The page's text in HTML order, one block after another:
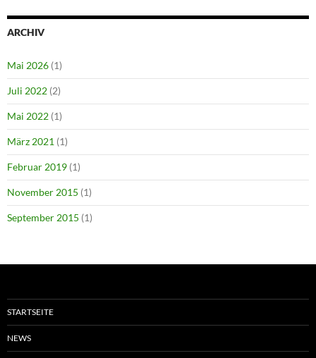
ARCHIV
Mai 2026 (1)
Juli 2022 (2)
Mai 2022 (1)
März 2021 (1)
Februar 2019 (1)
November 2015 (1)
September 2015 (1)
STARTSEITE
NEWS